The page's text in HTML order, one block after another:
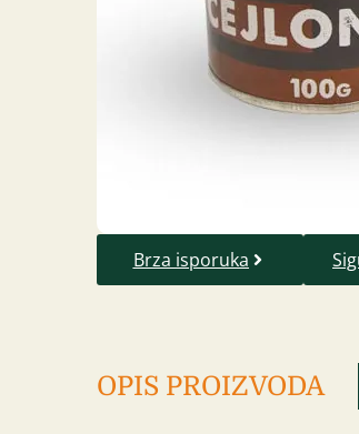
Brza isporuka
OPIS PROIZVODA